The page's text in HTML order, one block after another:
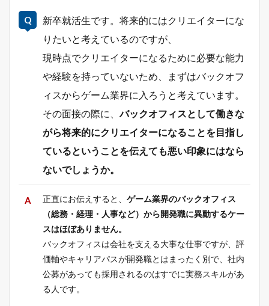
新卒就活生です。将来的にはクリエイターにな
りたいと考えているのですが、
現時点でクリエイターになるために必要な能力
や経験を持っていないため、まずはバックオフ
ィスからゲーム業界に入ろうと考えています。
その面接の際に、バックオフィスとして働きな
がら将来的にクリエイターになることを目指し
ているということを伝えても悪い印象にはなら
ないでしょうか。
正直にお伝えすると、 ゲーム業界のバックオフィス
（総務・経理・人事など）から開発職に異動するケー
スはほぼありません。
バックオフィスは会社を支える大事な仕事ですが、評
価軸やキャリアパスが開発職とはまったく別で、社内
公募があっても採用されるのはすでに実務スキルがあ
る人です。